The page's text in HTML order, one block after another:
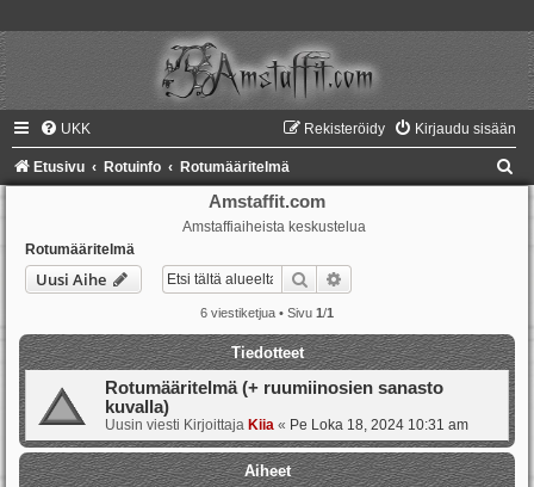
UKK Kirjaudu sisään
Rekisteröidy
Etusivu Rotuinfo Rotumääritelmä
Amstaffit.com
Amstaffiaiheista keskustelua
Rotumääritelmä
Uusi Aihe Etsi
6 viestiketjua • Sivu 1/1
Tiedotteet
Rotumääritelmä (+ ruumiinosien sanasto
kuvalla)
Uusin viesti Kirjoittaja Kiia « Pe Loka 18, 2024 10:31 am
Aiheet